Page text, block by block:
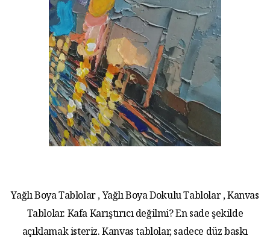
Yağlı Boya Tablolar , Yağlı Boya Dokulu Tablolar , Kanvas
Tablolar. Kafa Karıştırıcı değilmi? En sade şekilde
açıklamak isteriz. Kanvas tablolar, sadece düz baskı